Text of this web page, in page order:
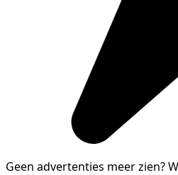
Geen advertenties meer zien?